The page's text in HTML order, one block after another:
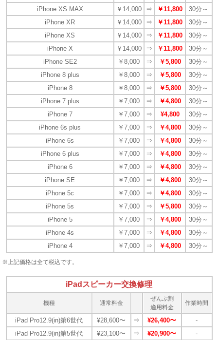
iPhone XS MAX
￥14,000 ⇒ ￥11,800
30分～
iPhone XR
￥14,000 ⇒ ￥11,800
30分～
iPhone XS
￥14,000 ⇒ ￥11,800
30分～
iPhone X
￥14,000 ⇒ ￥11,800
30分～
iPhone SE2
￥8,000 ⇒ ￥5,800
30分～
iPhone 8 plus
￥8,000 ⇒ ￥5,800
30分～
iPhone 8
￥8,000 ⇒ ￥5,800
30分～
iPhone 7 plus
￥7,000 ⇒ ￥4,800
30分～
iPhone 7
￥7,000 ⇒ ¥4,800
30分～
iPhone 6s plus
￥7,000 ⇒ ￥4,800
30分～
iPhone 6s
￥7,000 ⇒ ￥4,800
30分～
iPhone 6 plus
￥7,000 ⇒ ￥4,800
30分～
iPhone 6
￥7,000 ⇒ ￥4,800
30分～
iPhone SE
￥7,000 ⇒ ￥4,800
30分～
iPhone 5c
￥7,000 ⇒ ￥4,800
30分～
iPhone 5s
￥7,000 ⇒ ￥5,800
30分～
iPhone 5
￥7,000 ⇒ ￥4,800
30分～
iPhone 4s
￥7,000 ⇒ ￥4,800
30分～
iPhone 4
￥7,000 ⇒ ￥4,800 30分～
※上記価格は全て税込です。
iPadスピーカー交換修理
機種 通常料金
ぜんぶ割
適用料金
作業時間
iPad Pro12.9(in)第6世代 ¥28,600〜 ⇒ ¥26,400〜
-
iPad Pro12.9(in)第5世代
¥23,100〜 ⇒ ¥20,900〜 -